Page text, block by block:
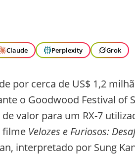
Claude Perplexity Grok
por cerca de US$ 1,2
o Goodwood Festival of
valor para um RX-7
filme Velozes e Furiosos:
interpretado por Sung